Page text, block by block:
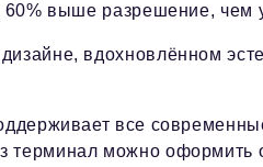
60% выше разрешение, чем
вдохновлённом
все
можно оформить